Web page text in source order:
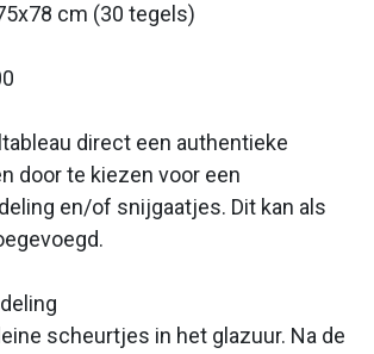
cm (30 tegels)
direct een authentieke
door te kiezen voor een
en/of snijgaatjes. Dit kan als
scheurtjes in het glazuur. Na de